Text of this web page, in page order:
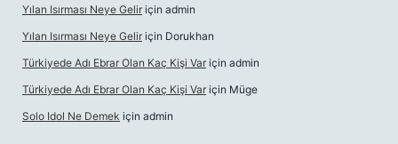
Yılan Isırması Neye Gelir için admin
Yılan Isırması Neye Gelir için Dorukhan
Türkiyede Adı Ebrar Olan Kaç Kişi Var için admin
Türkiyede Adı Ebrar Olan Kaç Kişi Var için Müge
Solo Idol Ne Demek için admin